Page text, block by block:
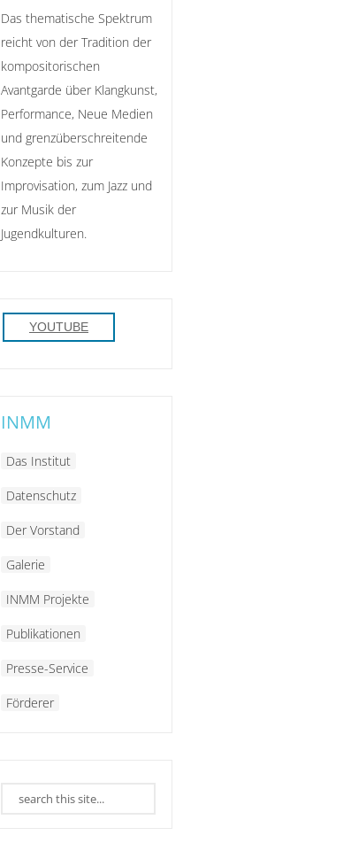
Das thematische Spektrum
reicht von der Tradition der
kompositorischen
Avantgarde über Klangkunst,
Performance, Neue Medien
und grenzüberschreitende
Konzepte bis zur
Improvisation, zum Jazz und
zur Musik der
Jugendkulturen.
YOUTUBE
INMM
Das Institut
Datenschutz
Der Vorstand
Galerie
INMM Projekte
Publikationen
Presse-Service
Förderer